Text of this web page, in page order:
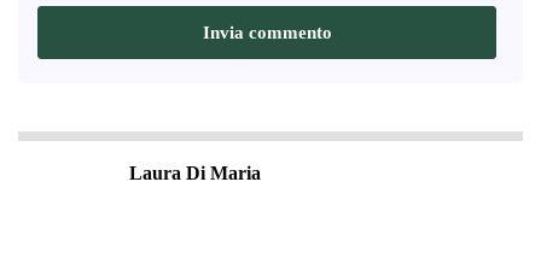
Laura Di Maria